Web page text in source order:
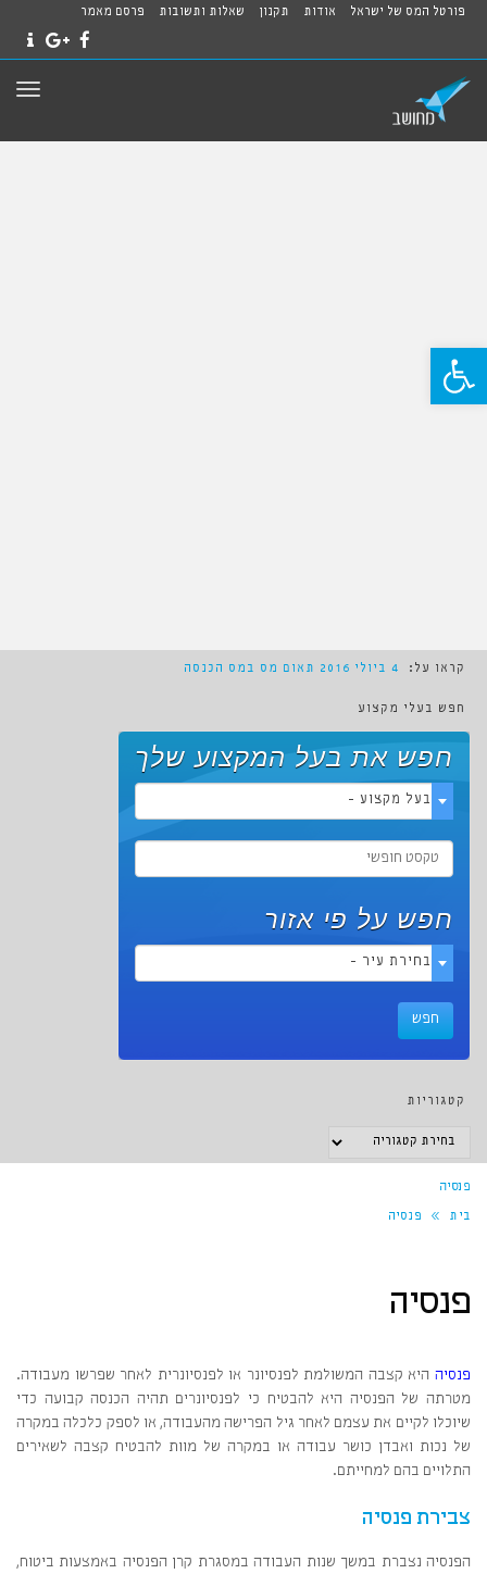
פתח סרגל נגישות
פורטל המס של ישראל אודות תקנון שאלות ותשובות פרסם מאמר
קראו על: 4 ביולי 2016 תאום מס במס הכנסה
חפש בעלי מקצוע
חפש את בעל המקצוע שלך
- בעל מקצוע -
חפש על פי אזור
- בחירת עיר -
קטגוריות
קטגוריות
פנסיה
בית » פנסיה
פנסיה
פנסיה היא קצבה המשולמת לפנסיונר או לפנסיונרית לאחר שפרשו מעבודה.
מטרתה של הפנסיה היא להבטיח כי לפנסיונרים תהיה הכנסה קבועה כדי
שיוכלו לקיים את עצמם לאחר גיל הפרישה מהעבודה, או לספק כלכלה במקרה
של נכות ואבדן כושר עבודה או במקרה של מוות להבטיח קצבה לשאירים
התלויים בהם למחייתם.
צבירת פנסיה
הפנסיה נצברת במשך שנות העבודה במסגרת קרן הפנסיה באמצעות ביטוח,